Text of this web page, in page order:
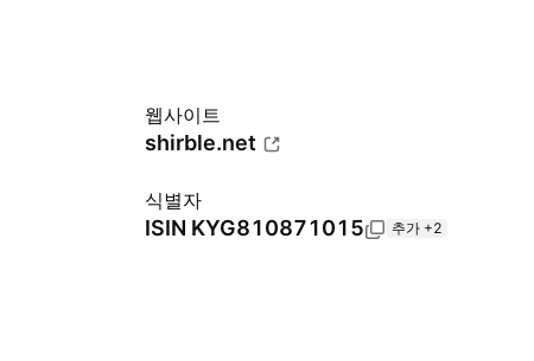
웹사이트
shirble.net
식별자
ISIN KYG810871015 추가 +2